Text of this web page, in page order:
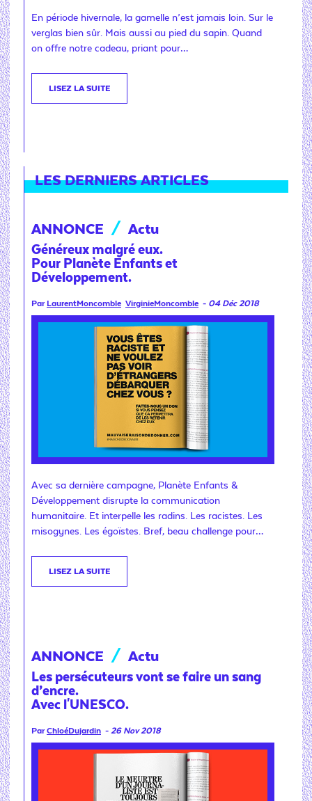
En période hivernale, la gamelle n’est jamais loin. Sur le
verglas bien sûr. Mais aussi au pied du sapin. Quand
on offre notre cadeau, priant pour…
LISEZ LA SUITE
LES DERNIERS ARTICLES
ANNONCE / Actu
Généreux malgré eux.
Pour Planète Enfants et
Développement.
Par LaurentMoncomble VirginieMoncomble - 04 Déc 2018
Avec sa dernière campagne, Planète Enfants &
Développement disrupte la communication
humanitaire. Et interpelle les radins. Les racistes. Les
misogynes. Les égoïstes. Bref, beau challenge pour…
LISEZ LA SUITE
ANNONCE / Actu
Les persécuteurs vont se faire un sang
d’encre.
Avec l'UNESCO.
ParChloéDujardin - 26 Nov 2018